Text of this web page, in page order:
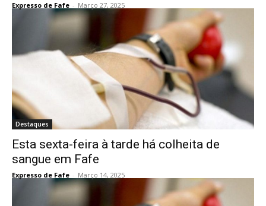
Expresso de Fafe - Março 27, 2025
Destaques
Esta sexta-feira à tarde há colheita de
sangue em Fafe
Expresso de Fafe - Março 14, 2025